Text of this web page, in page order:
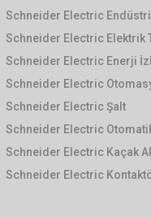
Schneider Electric
Schneider Electric Elektrik
Schneider Electric Enerji
Schneider Electric
Schneider Electric Şalt
Schneider Electric
Schneider Electric Kaçak
Schneider Electric